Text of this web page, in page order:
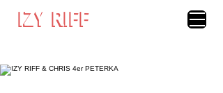
IZY RIFF
IZY RIFF